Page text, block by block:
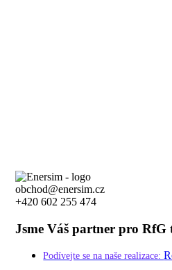
obchod@enersim.cz
+420 602 255 474
Jsme Váš partner pro RfG
Podívejte se na naše realizace: